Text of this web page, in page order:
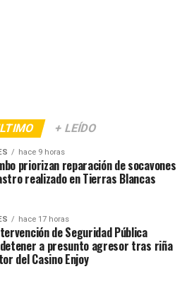
+ LEÍDO
hace 9 horas
priorizan reparación de socavones
realizado en Tierras Blancas
hace 17 horas
de Seguridad Pública
a presunto agresor tras riña
del Casino Enjoy